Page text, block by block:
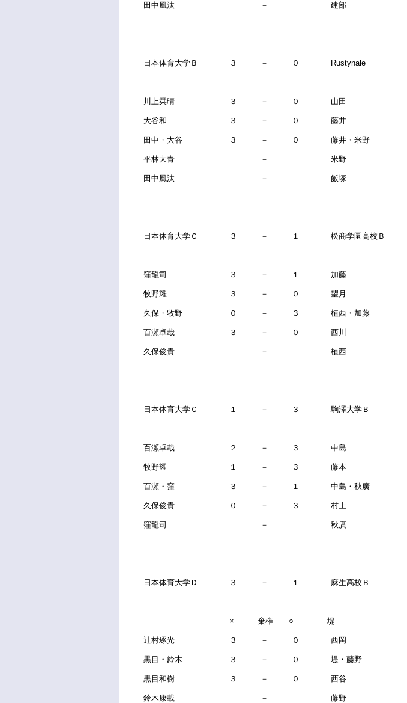
田中風汰 － 建部
日本体育大学Ｂ ３ － ０ Rustynale
川上栞晴 ３ － ０ 山田
大谷和 ３ － ０ 藤井
田中・大谷 ３ － ０ 藤井・米野
平林大青 － 米野
田中風汰 － 飯塚
日本体育大学Ｃ ３ － １ 松商学園高校Ｂ
窪龍司 ３ － １ 加藤
牧野耀 ３ － ０ 望月
久保・牧野 ０ － ３ 植西・加藤
百瀬卓哉 ３ － ０ 西川
久保俊貴 － 植西
日本体育大学Ｃ １ － ３ 駒澤大学Ｂ
百瀬卓哉 ２ － ３ 中島
牧野耀 １ － ３ 藤本
百瀬・窪 ３ － １ 中島・秋廣
久保俊貴 ０ － ３ 村上
窪龍司 － 秋廣
日本体育大学Ｄ ３ － １ 麻生高校Ｂ
× 棄権 ○ 堤
辻村琢光 ３ － ０ 西岡
黒目・鈴木 ３ － ０ 堤・藤野
黒目和樹 ３ － ０ 西谷
鈴木康載 － 藤野